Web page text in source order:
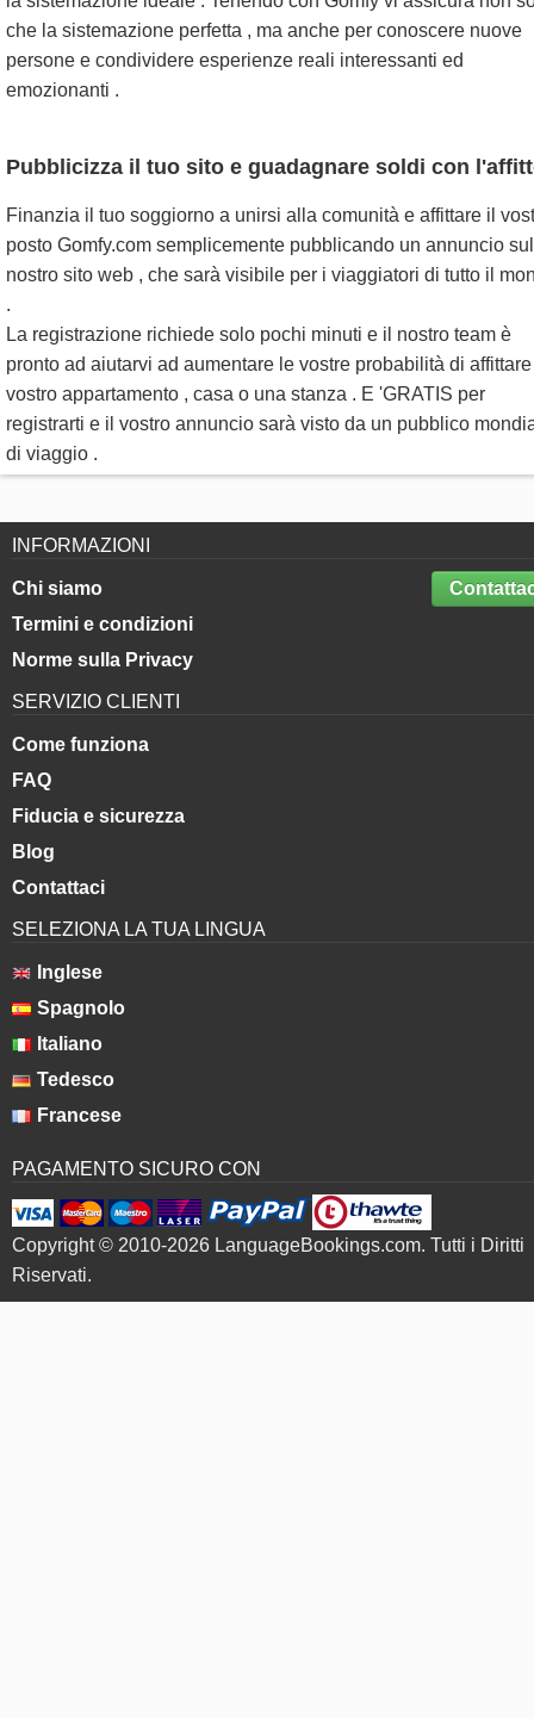
che la sistemazione perfetta , ma anche per conoscere nuove
persone e condividere esperienze reali interessanti ed
emozionanti .
Pubblicizza il tuo sito e guadagnare soldi con
Finanzia il tuo soggiorno a unirsi alla comunità e affittare il
posto Gomfy.com semplicemente pubblicando un annuncio sul
nostro sito web , che sarà visibile per i viaggiatori di tutto il
.
La registrazione richiede solo pochi minuti e il nostro team è
pronto ad aiutarvi ad aumentare le vostre probabilità di
vostro appartamento , casa o una stanza . E 'GRATIS per
registrarti e il vostro annuncio sarà visto da un pubblico
di viaggio .
INFORMAZIONI
Chi siamo
Termini e condizioni
Norme sulla Privacy
SERVIZIO CLIENTI
Come funziona
FAQ
Fiducia e sicurezza
Blog
Contattaci
SELEZIONA LA TUA LINGUA
Inglese
Spagnolo
Italiano
Tedesco
Francese
PAGAMENTO SICURO CON
Copyright © 2010-2026 LanguageBookings.com. Tutti i Diritti
Riservati.